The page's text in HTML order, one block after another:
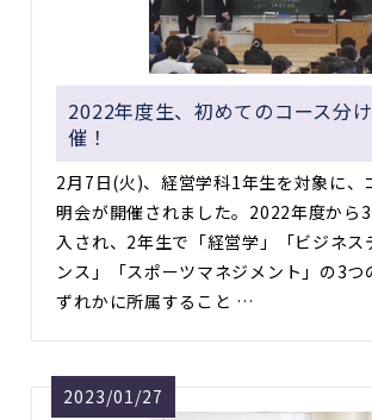
2022年度生、初めてのコース分
催！
2月7日(火)、経営学科1年生を対象に、
明会が開催されました。2022年度から
入され、2年生で「経営学」「ビジネス
ンス」「スポーツマネジメント」の3つ
ずれかに所属すること …
2023/01/27